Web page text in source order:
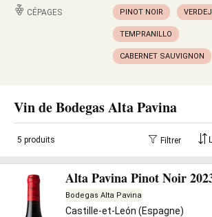
CÉPAGES PINOT NOIR
TEMPRANILLO
CABERNET SAUVIGNON
Vin de Bodegas Alta Pavina
5 produits Filtrer
Alta Pavina Pinot Noir
Bodegas Alta Pavina
Castille-et-León (Espagne)